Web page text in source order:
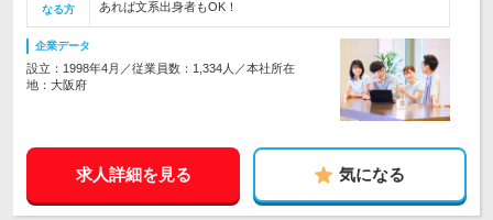
なる方
あれば文系出身者もOK！
企業データ
設立：1998年4月／従業員数：1,334人／本社所在
地：大阪府
求人詳細を見る 気になる